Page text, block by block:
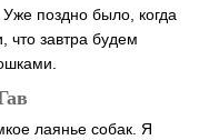
поздно было, когда
завтра будем
лаянье собак. Я